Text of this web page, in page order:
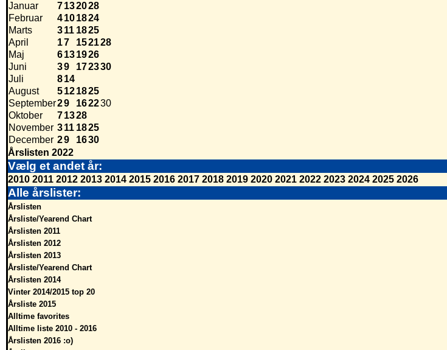
Januar
7132028
Februar
4101824
Marts
311 1825
April
17 152128
Maj
6131926
Juni
39 172330
Juli
814
August
5121825
September29 162230
Oktober
71328
November 311 1825
December 29 1630
Årslisten 2022
Vælg et andet år:
2010 2011 2012 2013 2014 2015 2016 2017 2018 2019 2020 2021 2022 2023 2024 2025 2026
Alle årslister:
Årslisten
Årsliste/Yearend Chart
Årslisten 2011
Årslisten 2012
Årslisten 2013
Årsliste/Yearend Chart
Årslisten 2014
Vinter 2014/2015 top 20
Årsliste 2015
Alltime favorites
Alltime liste 2010 - 2016
Årslisten 2016 :o)